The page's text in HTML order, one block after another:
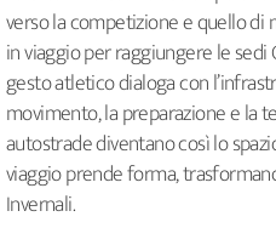
verso la competizione e quello
in viaggio per raggiungere le
gesto atletico dialoga con
movimento, la preparazione e la
autostrade diventano così lo
viaggio prende forma,
Invernali.